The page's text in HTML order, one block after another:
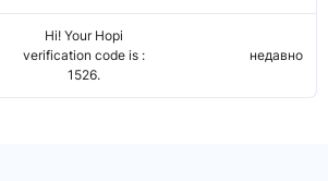
Hi! Your Hopi
verification code is :
1526.
недавно